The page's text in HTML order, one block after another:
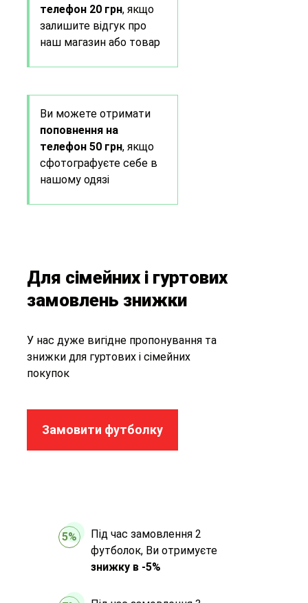
телефон 20 грн, якщо
залишите відгук про
наш магазин або товар
Ви можете отримати
поповнення на
телефон 50 грн, якщо
сфотографуєте себе в
нашому одязі
Для сімейних і гуртових
замовлень знижки
У нас дуже вигідне пропонування та
знижки для гуртових і сімейних
покупок
Замовити футболку
5%
Під час замовлення 2
футболок, Ви отримуєте
знижку в -5%